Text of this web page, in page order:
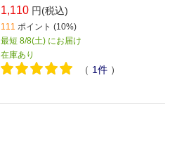
1,110 円(税込)
111 ポイント (10%)
最短 8/8(土) にお届け
在庫あり
（ 1件 ）